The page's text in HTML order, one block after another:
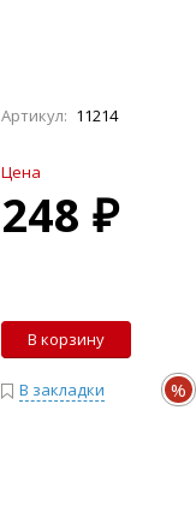
Артикул: 11214
Цена
248 ₽
В корзину
В закладки %